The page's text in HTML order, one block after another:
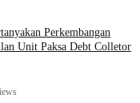
Perkembangan
Unit Paksa Debt Colletor